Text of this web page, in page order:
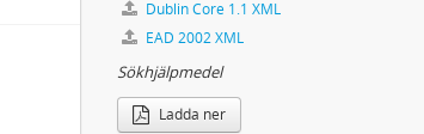
Dublin Core 1.1 XML
EAD 2002 XML
Sökhjälpmedel
Ladda ner